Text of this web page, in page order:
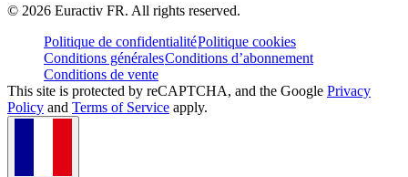
© 2026 Euractiv FR. All rights reserved.
Politique de confidentialitéPolitique cookies
Conditions généralesConditions d’abonnement
Conditions de vente
This site is protected by reCAPTCHA, and the Google Privacy
Policy and Terms of Service apply.